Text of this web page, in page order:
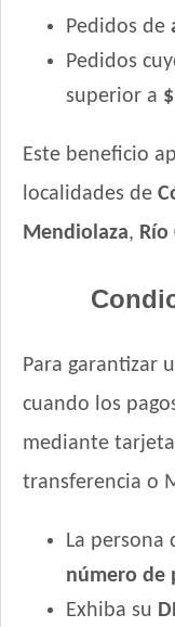
Pedidos de
Pedidos
superior a
Este beneficio
localidades de
Mendiolaza,
Para garantizar
cuando los
mediante
transferencia o
La persona
número de
Exhiba su